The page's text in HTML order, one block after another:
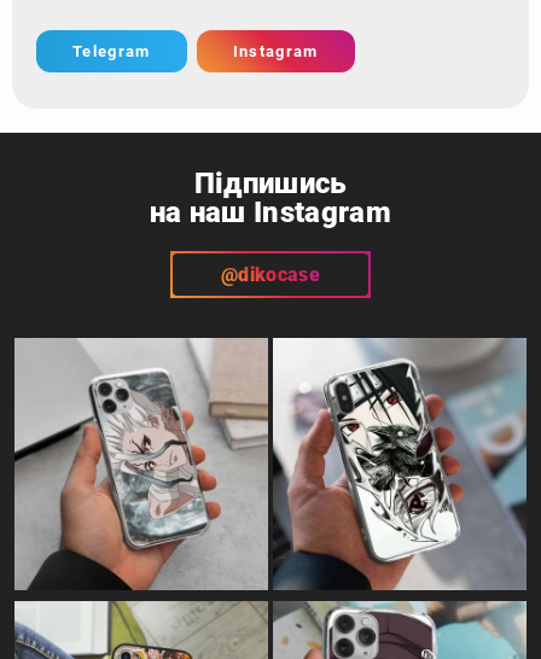
Telegram Instagram
Підпишись
на наш Instagram
@dikocase